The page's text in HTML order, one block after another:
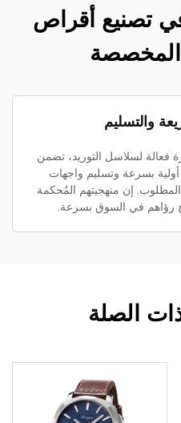
تصنيع أقراص
المخصصة
والتسليم
فعالة لسلاسل التوريد، تضمن
أولية بسرعة وتسليم واجهات
إن منهجيتهم المُحكمة
رؤاهم في السوق بسرعة.
الصلة